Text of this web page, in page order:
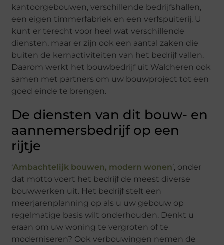
kantoorgebouwen, verschillende bedrijfshallen,
een eigen timmerfabriek en een verfspuiterij. U
kunt er terecht voor heel wat verschillende
diensten, maar er zijn ook een aantal zaken die
buiten de kernactiviteiten van het bedrijf vallen.
Daarom werkt het bouwbedrijf uit Walcheren ook
samen met partners om uw bouwproject tot een
goed einde te brengen.
De diensten van dit bouw- en
aannemersbedrijf op een
rijtje
‘Ambachtelijk bouwen, modern wonen’, onder
dat motto voert het bedrijf de meest diverse
bouwwerken uit. Het bedrijf stelt een
meerjarenplanning op als u uw gebouw op
regelmatige basis wilt onderhouden. Denkt u
eraan om uw woning te vergroten of te
moderniseren? Ook verbouwingen nemen de